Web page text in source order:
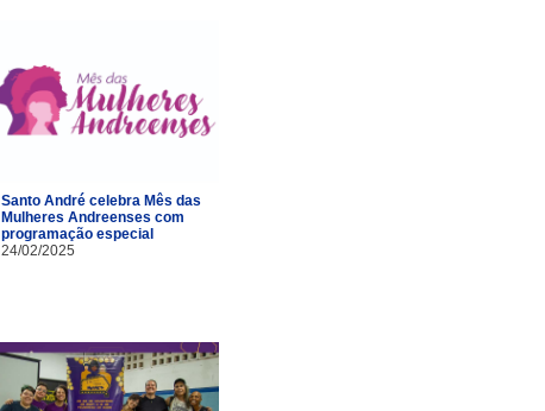
Santo André celebra Mês das
Mulheres Andreenses com
programação especial
24/02/2025